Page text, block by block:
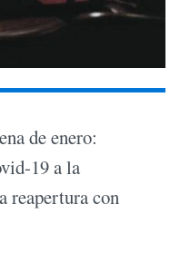
de enero:
19 a la
reapertura con